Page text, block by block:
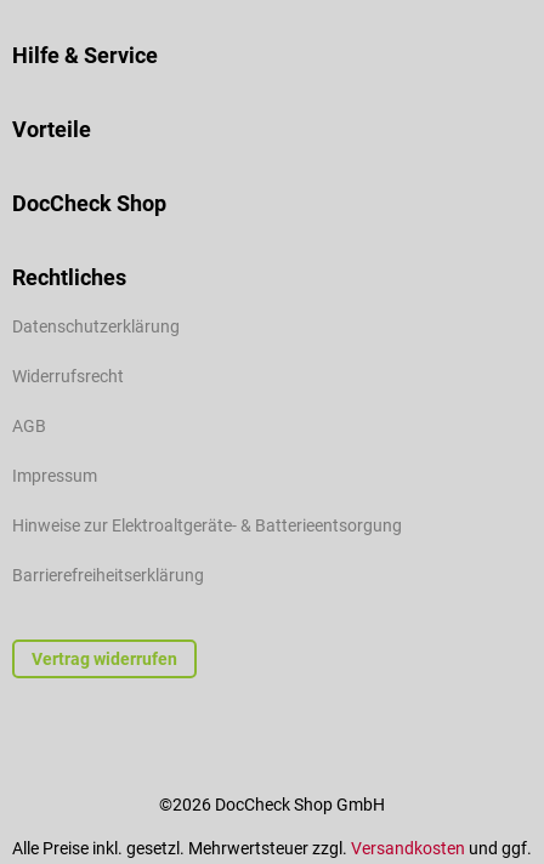
Hilfe & Service
Vorteile
DocCheck Shop
Rechtliches
Datenschutzerklärung
Widerrufsrecht
AGB
Impressum
Hinweise zur Elektroaltgeräte- & Batterieentsorgung
Barrierefreiheitserklärung
Vertrag widerrufen
©2026 DocCheck Shop GmbH
Alle Preise inkl. gesetzl. Mehrwertsteuer zzgl. Versandkosten und ggf.